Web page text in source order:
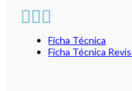
Ficha Técnica
Ficha Técnica